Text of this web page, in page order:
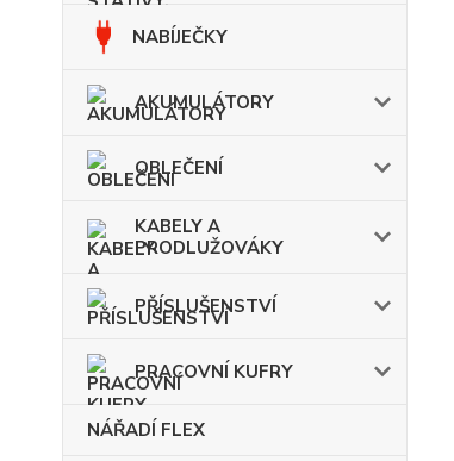
NABÍJEČKY
AKUMULÁTORY
OBLEČENÍ
KABELY A
PRODLUŽOVÁKY
PŘÍSLUŠENSTVÍ
PRACOVNÍ KUFRY
NÁŘADÍ FLEX